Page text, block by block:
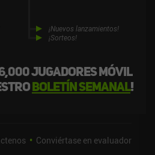
6,000 jugadores móvil
boletín semanal!
¡Nuevos lanzamientos!
¡Sorteos!
Conviértase en evaluador